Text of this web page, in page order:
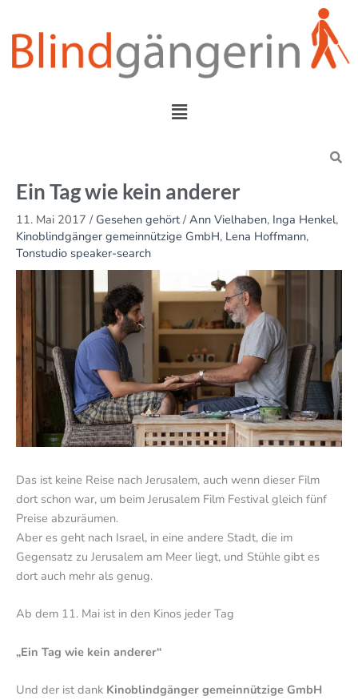
springen
Menü
Search
Ein Tag wie kein anderer
11. Mai 2017 / Gesehen gehört/Ann Vielhaben, Inga Henkel,
Kinoblindgänger gemeinnützige GmbH, Lena Hoffmann,
Tonstudio speaker-search
Das ist keine Reise nach Jerusalem, auch wenn dieser Film
dort schon war, um beim Jerusalem Film Festival gleich fünf
Preise abzuräumen.
Aber es geht nach Israel, in eine andere Stadt, die im
Gegensatz zu Jerusalem am Meer liegt, und Stühle gibt es
dort auch mehr als genug.
Ab dem 11. Mai ist in den Kinos jeder Tag
„Ein Tag wie kein anderer“
Und der ist dank Kinoblindgänger gemeinnützige GmbH